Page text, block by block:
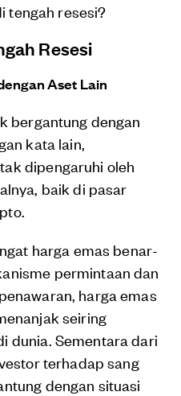
tengah resesi?
Resesi
Aset Lain
bergantung dengan
kata lain,
dipengaruhi oleh
baik di pasar
harga emas benar-
permintaan dan
harga emas
seiring
dunia. Sementara dari
terhadap sang
dengan situasi